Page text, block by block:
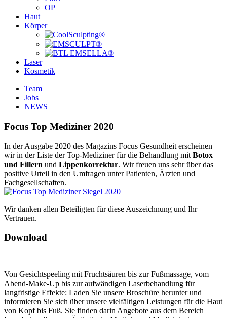
OP
Haut
Körper
Laser
Kosmetik
Team
Jobs
NEWS
Focus Top Mediziner 2020
In der Ausgabe 2020 des Magazins Focus Gesundheit erscheinen
wir in der Liste der Top-Mediziner für die Behandlung mit Botox
und Fillern und Lippenkorrektur. Wir freuen uns sehr über das
positive Urteil in den Umfragen unter Patienten, Ärzten und
Fachgesellschaften.
Wir danken allen Beteiligten für diese Auszeichnung und Ihr
Vertrauen.
Download
Von Gesichtspeeling mit Fruchtsäuren bis zur Fußmassage, vom
Abend-Make-Up bis zur aufwändigen Laserbehandlung für
langfristige Effekte: Laden Sie unsere Broschüre herunter und
informieren Sie sich über unsere vielfältigen Leistungen für die Haut
von Kopf bis Fuß. Sie finden darin Angebote aus dem Bereich